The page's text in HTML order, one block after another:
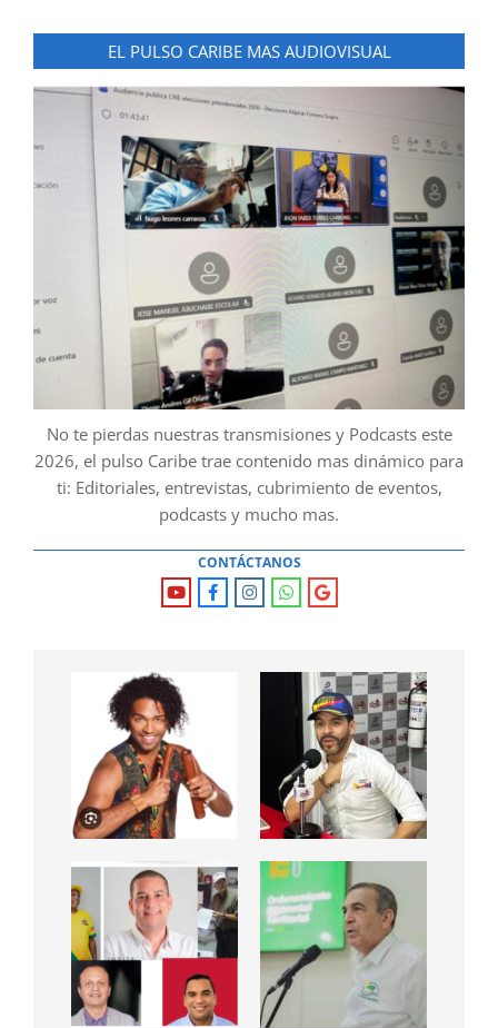
EL PULSO CARIBE MAS AUDIOVISUAL
No te pierdas nuestras transmisiones y Podcasts este
2026, el pulso Caribe trae contenido mas dinámico para
ti: Editoriales, entrevistas, cubrimiento de eventos,
podcasts y mucho mas.
CONTÁCTANOS